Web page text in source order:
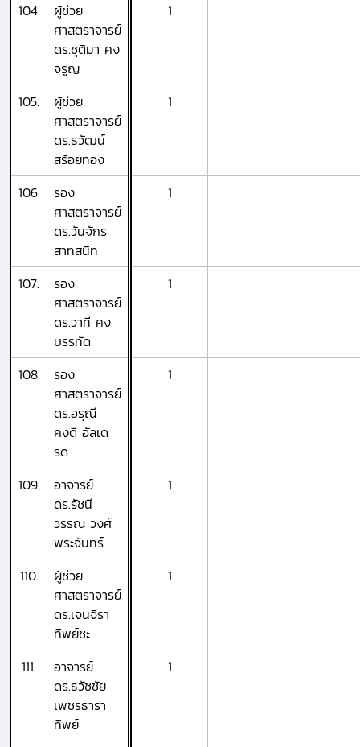
104.
ผู้ช่วย
ศาสตราจารย์
ดร.ชุติมา คง
จรูญ
1
105.
ผู้ช่วย
ศาสตราจารย์
ดร.ธวัฒน์
สร้อยทอง
1
106.
รอง
ศาสตราจารย์
ดร.วันจักร
สาทสนิท
1
107.
รอง
ศาสตราจารย์
ดร.วาที คง
บรรทัด
1
108.
รอง
ศาสตราจารย์
ดร.อรุณี
คงดี อัลเด
รด
1
109.
อาจารย์
ดร.รัชนี
วรรณ วงศ์
พระจันทร์
1
110.
ผู้ช่วย
ศาสตราจารย์
ดร.เจนจิรา
ทิพย์ชะ
1
111.
อาจารย์
ดร.ธวัชชัย
เพชรธารา
ทิพย์
1